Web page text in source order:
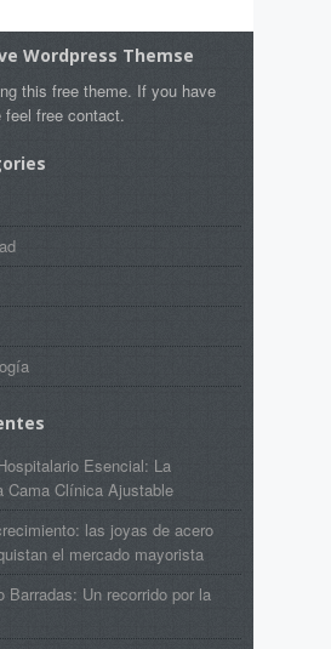
Wordpress Themse
this free theme. If you have
free contact.
Esencial: La
Cama Clínica Ajustable
las joyas de acero
el mercado mayorista
Barradas: Un recorrido por la